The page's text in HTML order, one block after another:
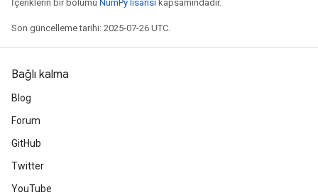
İçeriklerin bir bölümü NumPy lisansı kapsamındadır.
Son güncelleme tarihi: 2025-07-26 UTC.
Bağlı kalma
Blog
Forum
GitHub
Twitter
YouTube